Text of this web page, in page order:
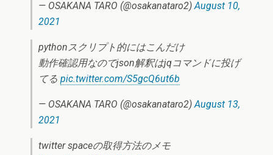
— OSAKANA TARO (@osakanataro2)August 10,
2021
pythonスクリプト的にはこんだけ
動作確認用なのでjson解釈はjqコマンドに投げ
てる pic.twitter.com/S5gcQ6ut6b
— OSAKANA TARO (@osakanataro2)August 13,
2021
twitter spaceの取得方法のメモ